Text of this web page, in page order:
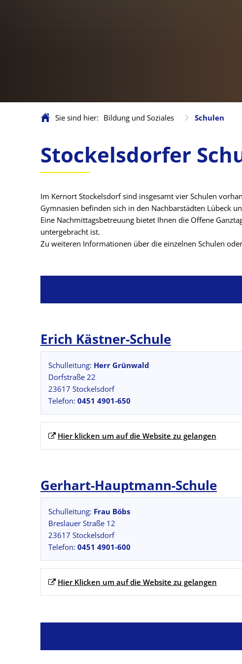
Sie sind hier: Bildung und Soziales Schulen
SchulenStockelsdorfer
Im Kernort Stockelsdorf sind insgesamt vier Schulen
Gymnasien befinden sich in den Nachbarstädten Lübeck
Eine Nachmittagsbetreuung bietet Ihnen die Offene
untergebracht ist.
Zu weiteren Informationen über die einzelnen Schulen
Erich Kästner-Schule
Schulleitung: Herr Grünwald
Dorfstraße 22
23617 Stockelsdorf
Telefon: 0451 4901-650
Hier klicken um auf die Website zu gelangen
Gerhart-Hauptmann-Schule
Schulleitung: Frau Böbs
Breslauer Straße 12
23617 Stockelsdorf
Telefon: 0451 4901-600
Hier Klicken um auf die Website zu gelangen